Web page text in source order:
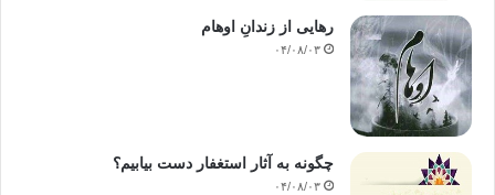
رهایی از زندانِ اوهام
۰۴/۰۸/۰۳
چگونه به آثار استغفار دست بیابیم؟
۰۴/۰۸/۰۳